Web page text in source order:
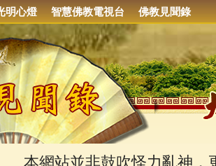
明心燈 智慧佛教電視台 佛教見聞錄
本網站並非鼓吹怪力亂神，